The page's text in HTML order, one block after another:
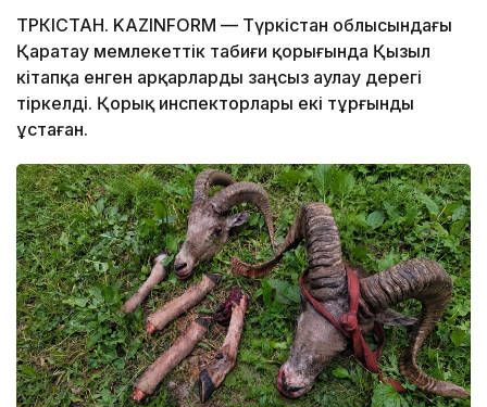
ТҮРКІСТАН. KAZINFORM — Түркістан облысындағы
Қаратау мемлекеттік табиғи қорығында Қызыл
кітапқа енген арқарларды заңсыз аулау дерегі
тіркелді. Қорық инспекторлары екі тұрғынды
ұстаған.